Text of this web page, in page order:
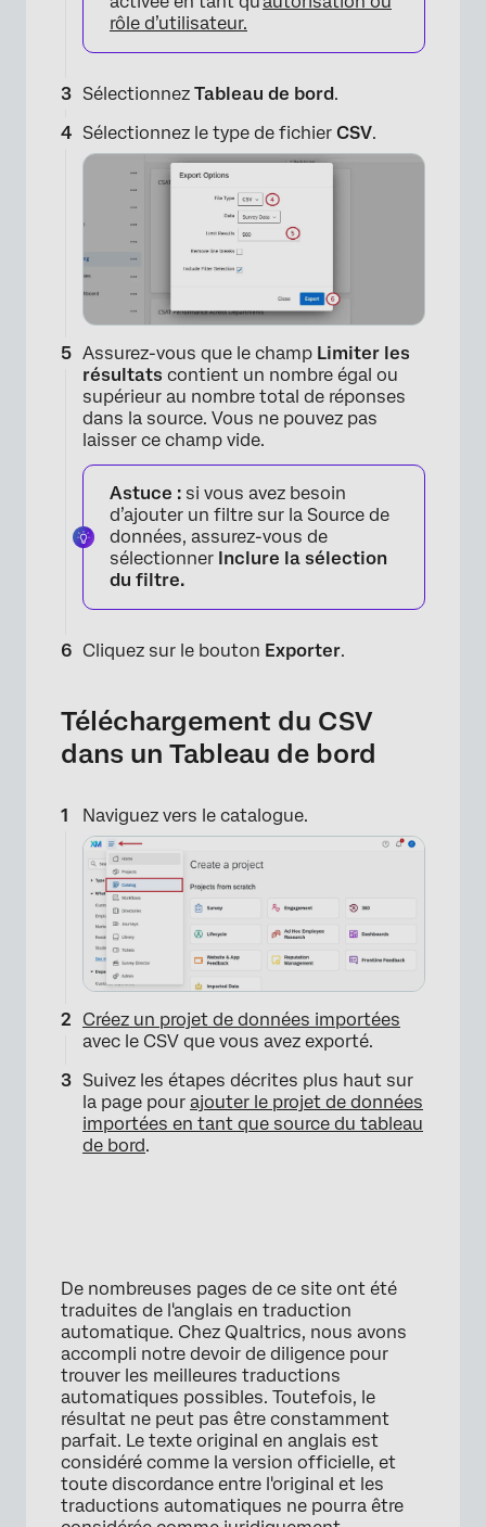
×
rôle d’utilisateur.
Sélectionnez Tableau de bord.
Sélectionnez le type de fichier CSV.
×
Assurez-vous que le champ Limiter les
résultats contient un nombre égal ou
supérieur au nombre total de réponses
dans la source. Vous ne pouvez pas
laisser ce champ vide.
Astuce : si vous avez besoin
d’ajouter un filtre sur la Source de
données, assurez-vous de
sélectionner Inclure la sélection
du filtre.
Cliquez sur le bouton Exporter.
Téléchargement du CSV
dans un Tableau de bord
Naviguez vers le catalogue.
×
Créez un projet de données importées
avec le CSV que vous avez exporté.
Suivez les étapes décrites plus haut sur
la page pour ajouter le projet de données
importées en tant que source du tableau
de bord.
De nombreuses pages de ce site ont été
traduites de l'anglais en traduction
automatique. Chez Qualtrics, nous avons
accompli notre devoir de diligence pour
trouver les meilleures traductions
automatiques possibles. Toutefois, le
résultat ne peut pas être constamment
parfait. Le texte original en anglais est
considéré comme la version officielle, et
toute discordance entre l'original et les
traductions automatiques ne pourra être